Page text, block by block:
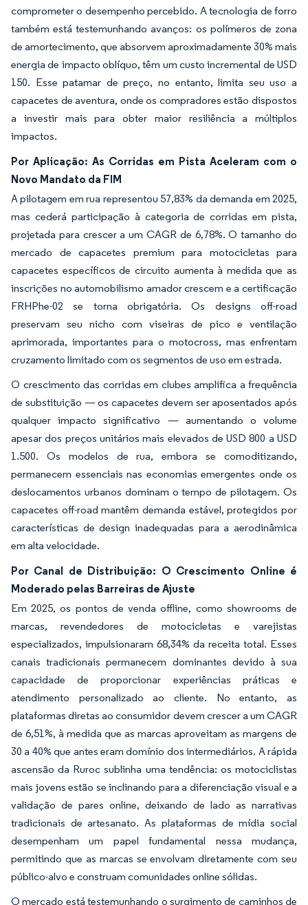
comprometer o desempenho percebido. A tecnologia de forro
também está testemunhando avanços: os polímeros de zona
de amortecimento, que absorvem aproximadamente 30% mais
energia de impacto oblíquo, têm um custo incremental de USD
150. Esse patamar de preço, no entanto, limita seu uso a
capacetes de aventura, onde os compradores estão dispostos
a investir mais para obter maior resiliência a múltiplos
impactos.
Por Aplicação: As Corridas em Pista Aceleram com o
Novo Mandato da FIM
A pilotagem em rua representou 57,83% da demanda em 2025,
mas cederá participação à categoria de corridas em pista,
projetada para crescer a um CAGR de 6,78%. O tamanho do
mercado de capacetes premium para motocicletas para
capacetes específicos de circuito aumenta à medida que as
inscrições no automobilismo amador crescem e a certificação
FRHPhe-02 se torna obrigatória. Os designs off-road
preservam seu nicho com viseiras de pico e ventilação
aprimorada, importantes para o motocross, mas enfrentam
cruzamento limitado com os segmentos de uso em estrada.
O crescimento das corridas em clubes amplifica a frequência
de substituição — os capacetes devem ser aposentados após
qualquer impacto significativo — aumentando o volume
apesar dos preços unitários mais elevados de USD 800 a USD
1.500. Os modelos de rua, embora se comoditizando,
permanecem essenciais nas economias emergentes onde os
deslocamentos urbanos dominam o tempo de pilotagem. Os
capacetes off-road mantêm demanda estável, protegidos por
características de design inadequadas para a aerodinâmica
em alta velocidade.
Por Canal de Distribuição: O Crescimento Online é
Moderado pelas Barreiras de Ajuste
Em 2025, os pontos de venda offline, como showrooms de
marcas, revendedores de motocicletas e varejistas
especializados, impulsionaram 68,34% da receita total. Esses
canais tradicionais permanecem dominantes devido à sua
capacidade de proporcionar experiências práticas e
atendimento personalizado ao cliente. No entanto, as
plataformas diretas ao consumidor devem crescer a um CAGR
de 6,51%, à medida que as marcas aproveitam as margens de
30 a 40% que antes eram domínio dos intermediários. A rápida
ascensão da Ruroc sublinha uma tendência: os motociclistas
mais jovens estão se inclinando para a diferenciação visual e a
validação de pares online, deixando de lado as narrativas
tradicionais de artesanato. As plataformas de mídia social
desempenham um papel fundamental nessa mudança,
permitindo que as marcas se envolvam diretamente com seu
público-alvo e construam comunidades online sólidas.
O mercado está testemunhando o surgimento de caminhos de